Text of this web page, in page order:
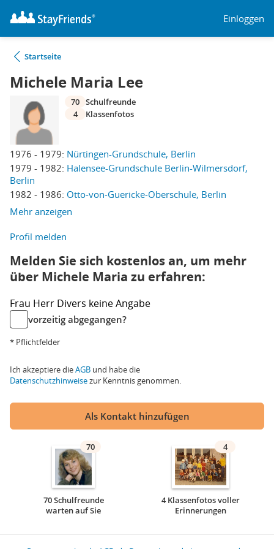
Einloggen
Startseite
Michele Maria Lee
1976 - 1979: Nürtingen-Grundschule, Berlin
1979 - 1982: Halensee-Grundschule Berlin-Wilmersdorf,
Berlin
1982 - 1986: Otto-von-Guericke-Oberschule, Berlin
Mehr anzeigen
70 Schulfreunde
4
Klassenfotos
Profil melden
Melden Sie sich kostenlos an, um mehr
über Michele Maria zu erfahren:
Frau Herr Divers keine Angabe
vorzeitig abgegangen?
* Pflichtfelder
Ich akzeptiere dieAGB und habe die
Datenschutzhinweisezur Kenntnis genommen.
Als Kontakt hinzufügen
70
70 Schulfreunde
warten auf Sie
4
4 Klassenfotos voller
Erinnerungen